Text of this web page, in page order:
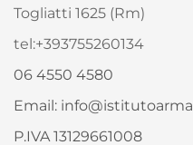
Togliatti 1625 (Rm)
tel:+393755260134
06 4550 4580
Email:
P.IVA 13129661008